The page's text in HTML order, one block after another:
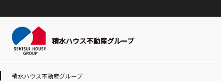
積水ハウス不動産グループ
積水ハウス不動産グループ